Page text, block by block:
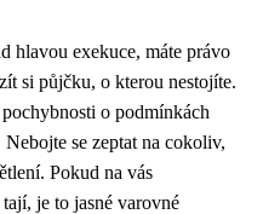
hlavou exekuce, máte právo
si půjčku, o kterou nestojíte.
o podmínkách
se zeptat na cokoliv,
Pokud na vás
je to jasné varovné